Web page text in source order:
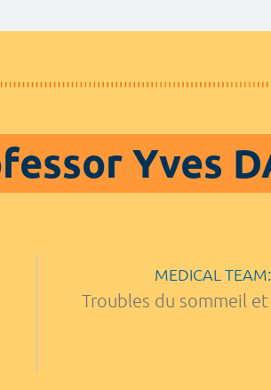
Yves
MEDICAL TEAM:
Troubles du sommeil